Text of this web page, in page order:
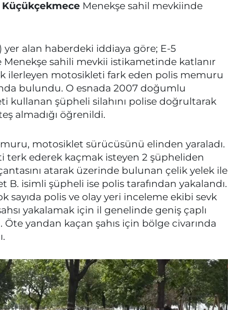
Küçükçekmece Menekşe sahil mevkiinde
yer alan haberdeki iddiaya göre; E-5
sahili mevkii istikametinde katlanır
ilerleyen motosikleti fark eden polis memuru
bulundu. O esnada 2007 doğumlu
kullanan şüpheli silahını polise doğrultarak
almadığı öğrenildi.
motosiklet sürücüsünü elinden yaraladı.
terk ederek kaçmak isteyen 2 şüpheliden
atarak üzerinde bulunan çelik yelek ile
B. isimli şüpheli ise polis tarafından yakalandı.
sayıda polis ve olay yeri inceleme ekibi sevk
yakalamak için il genelinde geniş çaplı
Öte yandan kaçan şahıs için bölge civarında